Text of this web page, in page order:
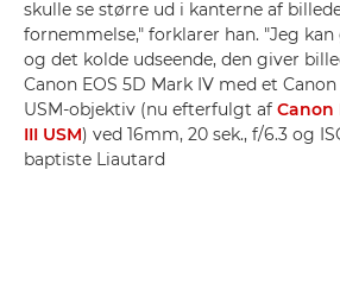
skulle se større ud i kanterne af
fornemmelse," forklarer han. "Jeg
og det kolde udseende, den giver
Canon EOS 5D Mark IV med et
USM-objektiv (nu efterfulgt af Canon
III USM) ved 16mm, 20 sek., f/6.3 og
baptiste Liautard